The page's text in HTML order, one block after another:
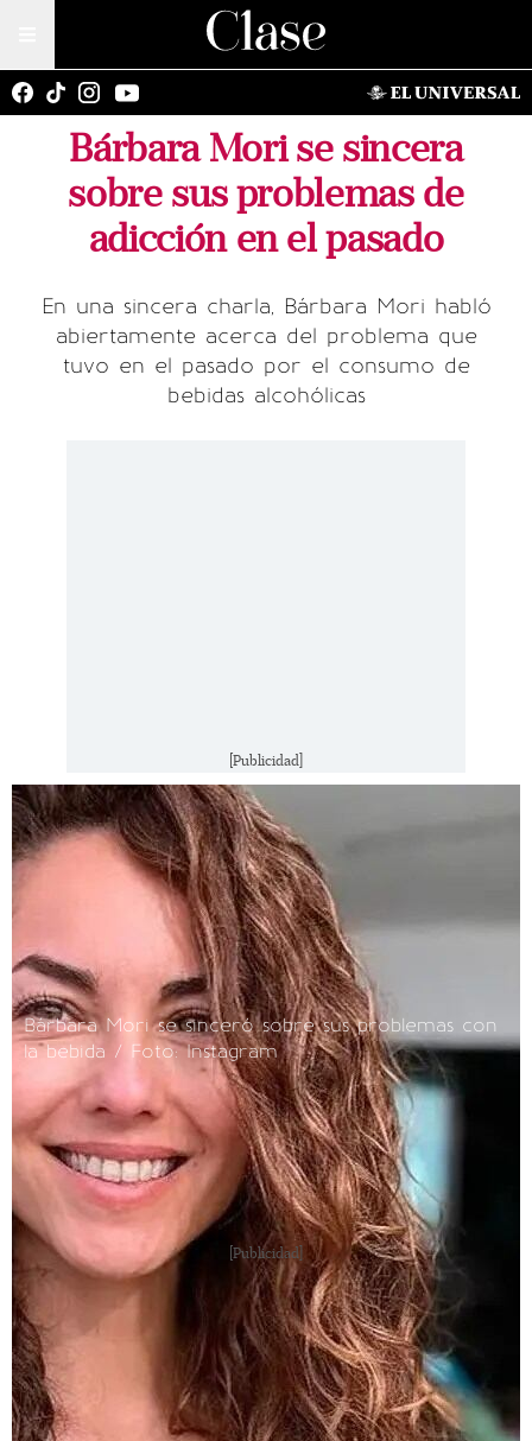
Bárbara Mori se sincera
sobre sus problemas de
adicción en el pasado
En una sincera charla, Bárbara Mori habló
abiertamente acerca del problema que
tuvo en el pasado por el consumo de
bebidas alcohólicas
[Publicidad]
Bárbara Mori se sinceró sobre sus problemas con
la bebida / Foto: Instagram
[Publicidad]